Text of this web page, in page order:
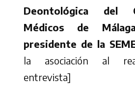
Deontológica del
Médicos de
presidente de la
la asociación al
entrevista]